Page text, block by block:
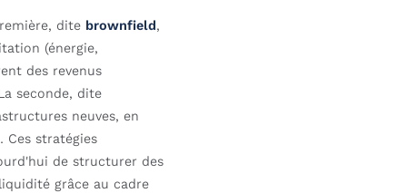
dite brownfield,
(énergie,
des revenus
seconde, dite
neuves, en
stratégies
de structurer des
grâce au cadre